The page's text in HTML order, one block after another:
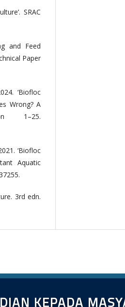
SRAC
and Feed
Paper
‘Biofloc
Wrong? A
1–25.
‘Biofloc
Aquatic
3rd edn.
KEPADA